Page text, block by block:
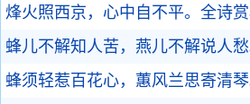
烽火照西京，心中自不平。 全诗
蜂儿不解知人苦，燕儿不解说人愁
蜂须轻惹百花心，蕙风兰思寄清琴